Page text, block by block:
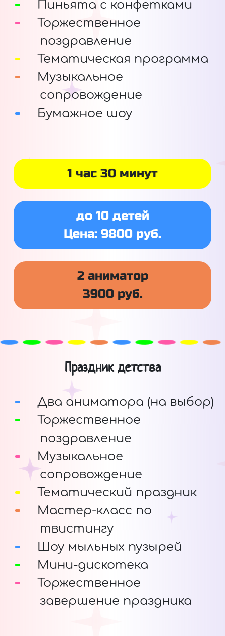
Пиньята с конфетками
Торжественное
поздравление
Тематическая программа
Музыкальное
сопровождение
Бумажное шоу
1 час 30 минут
до 10 детей
Цена: 9800 руб.
2 аниматор
3900 руб.
Праздник детства
Два аниматора (на выбор)
Торжественное
поздравление
Музыкальное
сопровождение
Тематический праздник
Мастер-класс по
твистингу
Шоу мыльных пузырей
Мини-дискотека
Торжественное
завершение праздника